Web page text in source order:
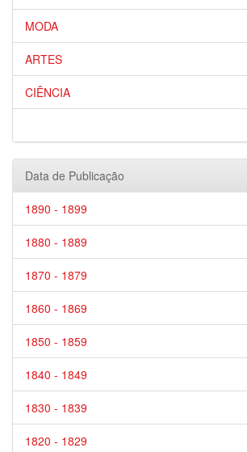
MODA
ARTES
CIÊNCIA
Data de Publicação
1890 - 1899
1880 - 1889
1870 - 1879
1860 - 1869
1850 - 1859
1840 - 1849
1830 - 1839
1820 - 1829